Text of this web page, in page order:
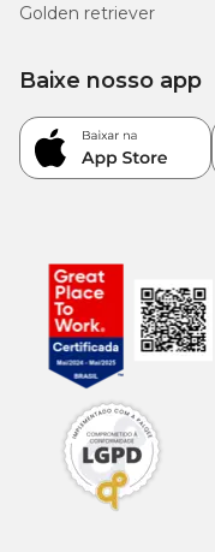
Golden retriever
Baixe nosso app